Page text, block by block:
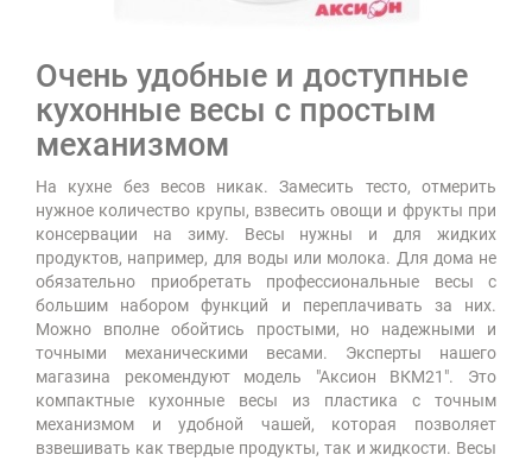
Очень удобные и доступные
кухонные весы с простым
механизмом
На кухне без весов никак. Замесить тесто, отмерить
нужное количество крупы, взвесить овощи и фрукты при
консервации на зиму. Весы нужны и для жидких
продуктов, например, для воды или молока. Для дома не
обязательно приобретать профессиональные весы с
большим набором функций и переплачивать за них.
Можно вполне обойтись простыми, но надежными и
точными механическими весами. Эксперты нашего
магазина рекомендуют модель "Аксион ВКМ21". Это
компактные кухонные весы из пластика с точным
механизмом и удобной чашей, которая позволяет
взвешивать как твердые продукты, так и жидкости. Весы